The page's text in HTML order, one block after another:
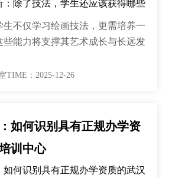
生不仅学习绘画技法，更需培养一
些能力将支撑其艺术成长与长远发
TIME：2025-12-26
如何识别具有正规办学资
训中心